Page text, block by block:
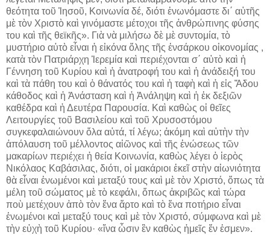
θεότητα τοῦ Ἰησοῦ, Κοινωνία δέ, διότι ἑνωνόμαστε δι΄ αὐτῆς
μὲ τὸν Χριστὸ καὶ γινόμαστε μέτοχοι τῆς ἀνθρώπινης φύσης
του καὶ τῆς θεϊκῆς». Γιὰ νὰ μιλήσω δὲ μὲ συντομία, τὸ
μυστήριο αὐτὸ εἶναι ἡ εἰκόνα ὅλης τῆς ἐνσάρκου οἰκονομίας ,
κατὰ τὸν Πατριάρχη Ἱερεμία καὶ περιέχονται σ΄ αὐτὸ καὶ ἡ
Γέννηση τοῦ Κυρίου καὶ ἡ ἀνατροφή του καὶ ἡ ἀνάδειξή του
καὶ τὰ πάθη του καὶ ὁ θάνατός του καὶ ἡ ταφὴ καὶ ἡ εἰς Ἅδου
κάθοδος καὶ ἡ Ἀνάσταση καὶ ἡ Ἀνάληψη καὶ ἡ ἐκ δεξιῶν
καθέδρα καὶ ἡ Δευτέρα Παρουσία. Καὶ καθὼς οἱ θεῖες
Λειτουργίες τοῦ Βασιλείου καὶ τοῦ Χρυσοστόμου
συγκεφαλαιώνουν ὅλα αὐτά, τί λέγω; ἀκόμη καὶ αὐτὴν τὴν
ἀπόλαυση τοῦ μέλλοντος αἰῶνος καὶ τῆς ἑνώσεως τῶν
μακαρίων περιέχει ἡ θεία Κοινωνία, καθὼς λέγει ὁ ἱερὸς
Νικόλαος Καβάσιλας, διότι, οἱ μακάριοι ἐκεῖ στὴν αἰωνιότητα
θὰ εἶναι ἑνωμένοι καὶ μεταξύ τους καὶ μὲ τὸν Χριστό, ὅπως τὰ
μέλη τοῦ σώματος μὲ τὸ κεφάλι, ὅπως ἀκριβῶς καὶ τώρα
ποὺ μετέχουν ἀπὸ τὸν ἕνα ἄρτο καὶ τὸ ἕνα ποτήριο εἶναι
ἑνωμένοι καὶ μεταξύ τους καὶ μὲ τὸν Χριστό, σύμφωνα καὶ μὲ
τὴν εὐχὴ τοῦ Κυρίου· «ἵνα ὦσιν ἓν καθὼς ἡμεῖς ἕν ἐσμεν».